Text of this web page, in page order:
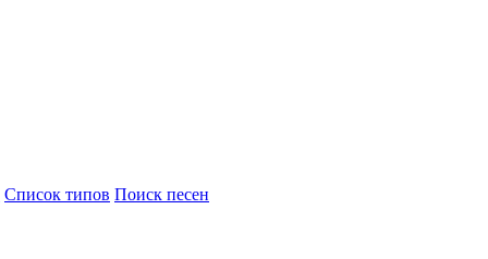
Cписок типов Поиск песен